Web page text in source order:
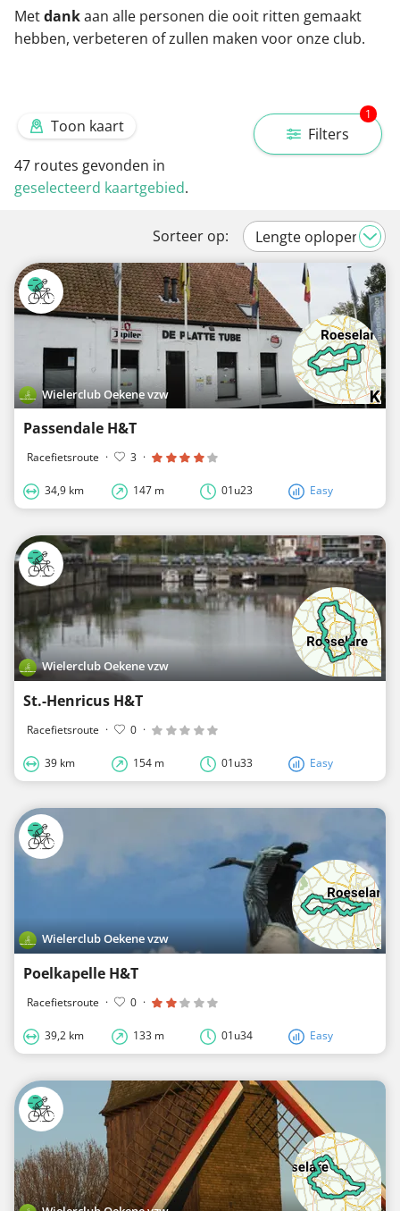
Metdankaan alle personen die ooit ritten gemaakt
hebben, verbeteren of zullen maken voor onze club.
Filters
1
Toon kaart
47 routes gevonden in
geselecteerd kaartgebied.
Sorteer op:
Wielerclub Oekene vzw
Passendale H&T
Racefietsroute · 3 ·
34,9 km 147 m 01u23 Easy
Wielerclub Oekene vzw
St.-Henricus H&T
Racefietsroute · 0 ·
39 km 154 m 01u33 Easy
Wielerclub Oekene vzw
Poelkapelle H&T
Racefietsroute · 0 ·
39,2 km 133 m 01u34 Easy